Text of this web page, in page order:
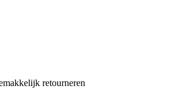
retourneren